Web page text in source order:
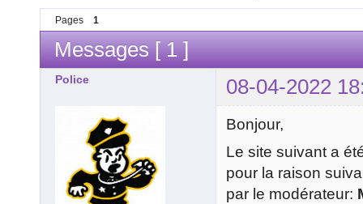
Pages 1
Messages [ 1 ]
Police 08-04-2022
Bonjour,
Le site suivant a
pour la raison
par le modérateur: